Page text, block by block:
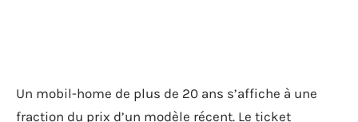
Un mobil-home de plus de 20 ans s’affiche à une
fraction du prix d’un modèle récent. Le ticket